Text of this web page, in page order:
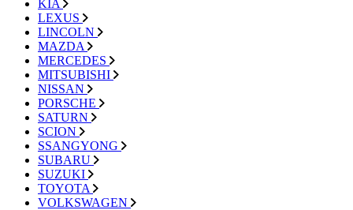
KIA
LEXUS
LINCOLN
MAZDA
MERCEDES
MITSUBISHI
NISSAN
PORSCHE
SATURN
SCION
SSANGYONG
SUBARU
SUZUKI
TOYOTA
VOLKSWAGEN